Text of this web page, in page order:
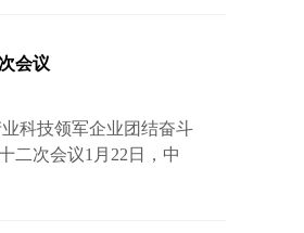
量发展全局的战略高
会议
科技领军企业团结奋斗
二次会议1月22日，中